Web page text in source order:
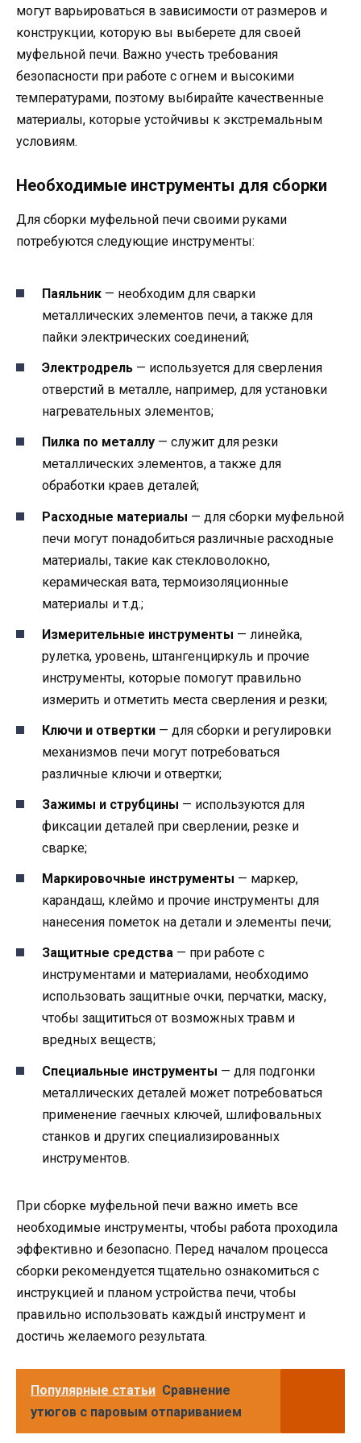
могут варьироваться в зависимости от размеров и
конструкции, которую вы выберете для своей
муфельной печи. Важно учесть требования
безопасности при работе с огнем и высокими
температурами, поэтому выбирайте качественные
материалы, которые устойчивы к экстремальным
условиям.
Необходимые инструменты для сборки
Для сборки муфельной печи своими руками
потребуются следующие инструменты:
Паяльник — необходим для сварки
металлических элементов печи, а также для
пайки электрических соединений;
Электродрель — используется для сверления
отверстий в металле, например, для установки
нагревательных элементов;
Пилка по металлу — служит для резки
металлических элементов, а также для
обработки краев деталей;
Расходные материалы — для сборки муфельной
печи могут понадобиться различные расходные
материалы, такие как стекловолокно,
керамическая вата, термоизоляционные
материалы и т.д.;
Измерительные инструменты — линейка,
рулетка, уровень, штангенциркуль и прочие
инструменты, которые помогут правильно
измерить и отметить места сверления и резки;
Ключи и отвертки — для сборки и регулировки
механизмов печи могут потребоваться
различные ключи и отвертки;
Зажимы и струбцины — используются для
фиксации деталей при сверлении, резке и
сварке;
Маркировочные инструменты — маркер,
карандаш, клеймо и прочие инструменты для
нанесения пометок на детали и элементы печи;
Защитные средства — при работе с
инструментами и материалами, необходимо
использовать защитные очки, перчатки, маску,
чтобы защититься от возможных травм и
вредных веществ;
Специальные инструменты — для подгонки
металлических деталей может потребоваться
применение гаечных ключей, шлифовальных
станков и других специализированных
инструментов.
При сборке муфельной печи важно иметь все
необходимые инструменты, чтобы работа проходила
эффективно и безопасно. Перед началом процесса
сборки рекомендуется тщательно ознакомиться с
инструкцией и планом устройства печи, чтобы
правильно использовать каждый инструмент и
достичь желаемого результата.
Популярные статьи Сравнение
утюгов с паровым отпариванием